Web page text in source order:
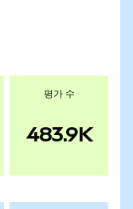
평가 수
483.9K